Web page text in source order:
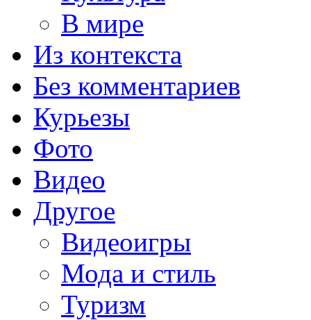
В мире
Из контекста
Без комментариев
Курьезы
Фото
Видео
Другое
Видеоигры
Мода и стиль
Туризм